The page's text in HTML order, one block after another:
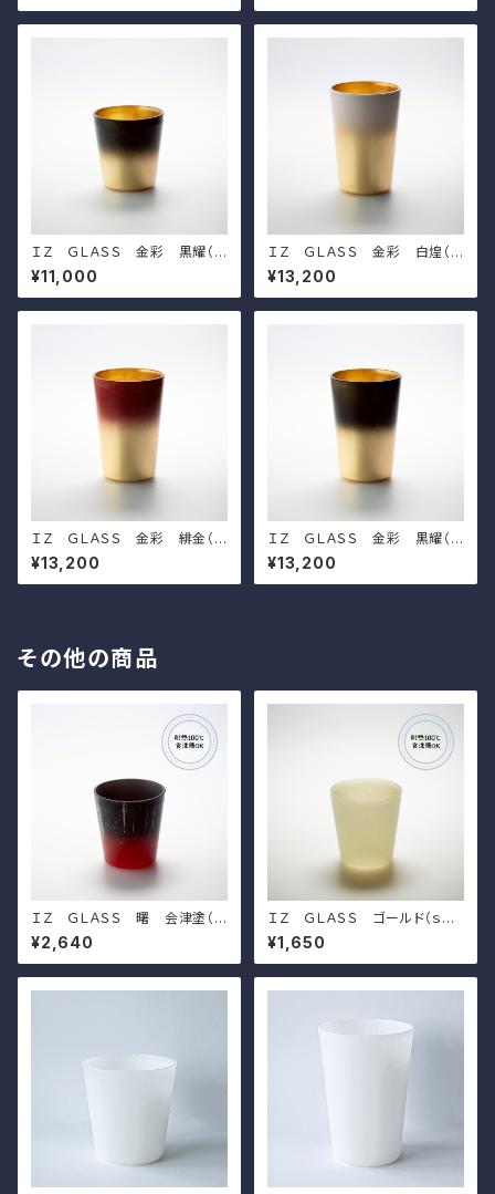
ＩＺ ＧＬＡＳＳ 金彩 黒耀（ｓ
ｈｏｒｔ）
¥11,000
ＩＺ ＧＬＡＳＳ 金彩 白煌（ｔ
ａｌｌ）
¥13,200
ＩＺ ＧＬＡＳＳ 金彩 緋金（ｔ
ａｌｌ）
¥13,200
ＩＺ ＧＬＡＳＳ 金彩 黒耀（ｔ
ａｌｌ）
¥13,200
その他の商品
ＩＺ ＧＬＡＳＳ 曙 会津塗（ｓ
ｈｏｒｔ）
¥2,640
ＩＺ ＧＬＡＳＳ ゴールド（ｓｈ
ｏｒｔ）
¥1,650